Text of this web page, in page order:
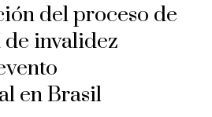
del proceso de
invalidez
en Brasil